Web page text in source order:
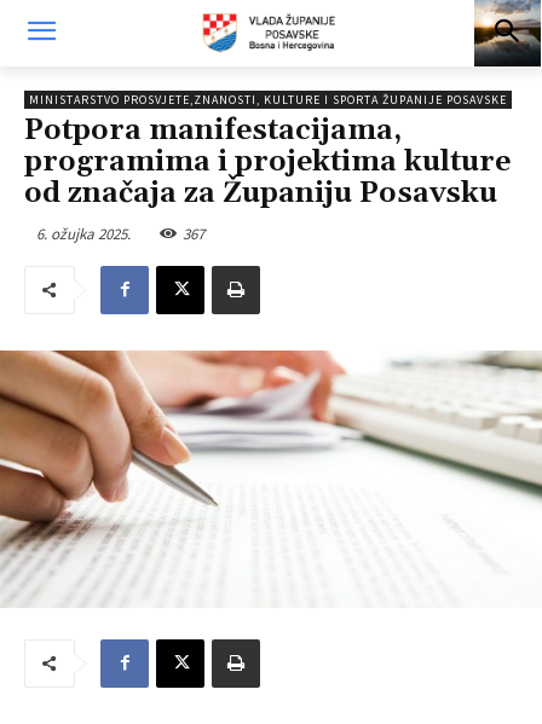
MINISTARSTVO PROSVJETE,ZNANOSTI, KULTURE I SPORTA ŽUPANIJE POSAVSKE
Potpora manifestacijama,
programima i projektima kulture
od značaja za Županiju Posavsku
6. ožujka 2025. 367